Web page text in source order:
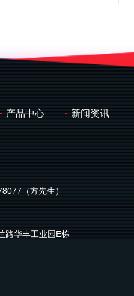
产品中心
新闻资讯
（方先生）
路华丰工业园E栋